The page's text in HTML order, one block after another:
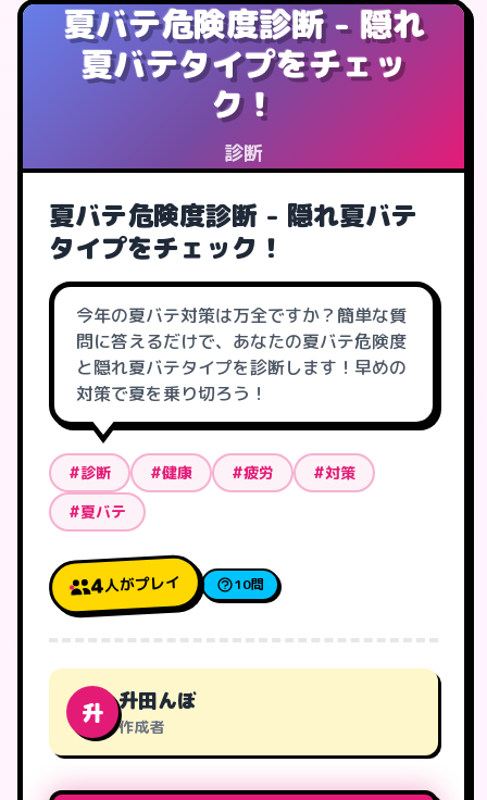
夏バテ危険度診断 - 隠れ
夏バテタイプをチェッ
ク！
診断
夏バテ危険度診断 - 隠れ夏バテ
タイプをチェック！
今年の夏バテ対策は万全ですか？簡単な質
問に答えるだけで、あなたの夏バテ危険度
と隠れ夏バテタイプを診断します！早めの
対策で夏を乗り切ろう！
#診断 #健康 #疲労
#対策
#夏バテ
4人がプレイ 10問
升 升田んぼ
作成者